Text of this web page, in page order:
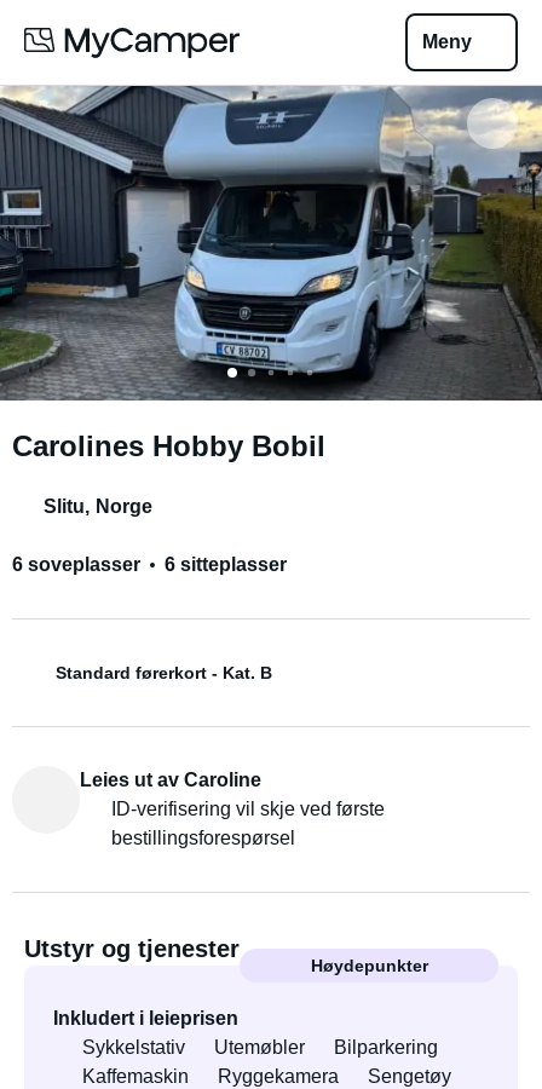
Meny
Carolines Hobby Bobil
Slitu, Norge
6 soveplasser 6 sitteplasser
Standard førerkort - Kat. B
Leies ut av Caroline
ID-verifisering vil skje ved første
bestillingsforespørsel
Utstyr og tjenester
Høydepunkter
Inkludert i leieprisen
Sykkelstativ
Utemøbler
Bilparkering
Kaffemaskin
Ryggekamera Sengetøy